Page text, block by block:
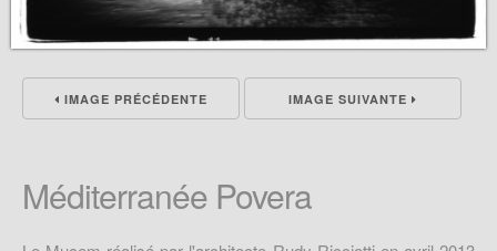
IMAGE PRÉCÉDENTE IMAGE SUIVANTE
Méditerranée Povera